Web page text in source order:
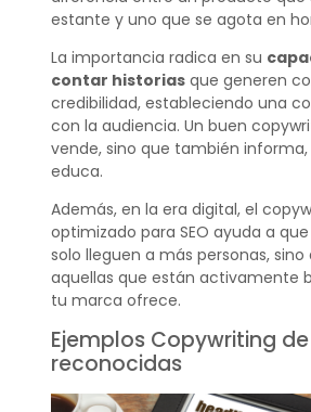
estante y uno que se agota en
La importancia radica en su
contar historiasque generen
credibilidad, estableciendo una
con la audiencia. Un buen
vende, sino que también
educa.
Además, en la era digital, el
optimizado para SEO ayuda a
solo lleguen a más personas,
aquellas que están activamente
tu marca ofrece.
Ejemplos Copywriting
reconocidas